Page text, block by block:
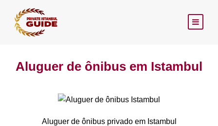
Aluguer de ônibus em Istambul
Aluguer de ônibus privado em Istambul